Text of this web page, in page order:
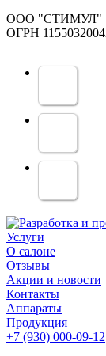
ООО "СТИМУЛ"
ОГРН
Услуги
О салоне
Отзывы
Акции и новости
Контакты
Аппараты
Продукция
+7 (930) 000-09-12